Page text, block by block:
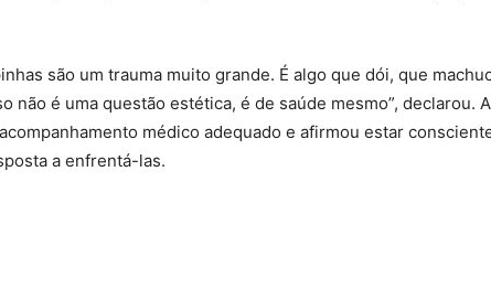
são um trauma muito grande. É algo que dói, que
não é uma questão estética, é de saúde mesmo”, declarou.
médico adequado e afirmou estar
a enfrentá-las.